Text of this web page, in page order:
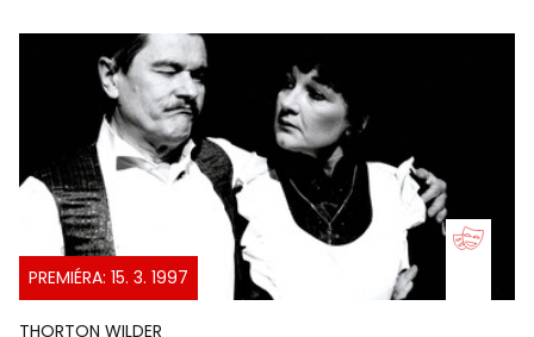
PREMIÉRA: 15. 3. 1997
THORTON WILDER